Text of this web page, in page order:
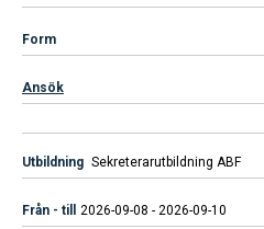
Ansök
Sekreterarutbildning ABF
2026-09-08 - 2026-09-10